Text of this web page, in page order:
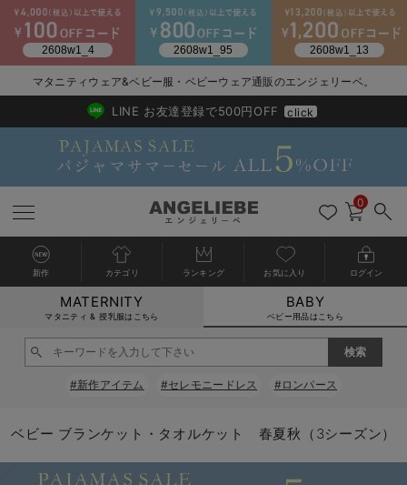
新生児服全て
ベビー服全て
ロンパース・カバーオール
シーズンアイテム全て
ベビー・新生児 寝具全て
ベビーベッド・布団 （ベビー・新生児）
ベビー 雑貨全て
ベビーチェア（ハイローチェア）・ベビーラック
お出かけグッズ全て
ベビー｜季節の特集全て
猛暑からベビーを守るひんやりグッズ
アウトレット全て
【アウトレット】ワンピース
特集全て
抗菌防臭加工
再入荷全て
再入荷｜インナー
戻る
送料無料アイテム全て
ワンピース
戻る
ブラキャミ おまとめ
戻る
【37周年祭セール】
【37周年祭セール】
戻る
気温差別オススメア
【15℃】3月下旬～
戻る
動きやすく着回しで
戻る
強撚スムース(コスパ
戻る
マタニティウェア
【おまとめ割】パジ
戻る
こだわりの履き心地
カジュアル
戻る
ジャケット派
戻る
出産準備応援割全て
マタニティパジャマ
戻る
【オフィスカジュア
戻る
レギンスタイプ
戻る
【フォーマル】ワン
戻る
【ベビー】長袖
戻る
ハンカチ
戻る
快適ウェア10%OFF
戻る
春のマタニティワン
セットアップ・ レイ
戻る
Gift Selection 出産
〜3,000円（税込）
戻る
冬の冷え対策インナ
薄くてあったか
戻る
入院準備の持ち物チ
入院してすぐ使うグ
戻る
冬のあったか特集全て
【冬のあったか特集
マタニティウェア&ベビー服・ベビーウェア通販のエンジェリーベ。
2026/NewArrival
送料495円(一部地域を除く) 7,700円以上で送料無料
LINE お友達登録で500円OFF click
0
新作 カテゴリ ランキング お気に入り ログイン
MATERNITY
マタニティ & 授乳服はこちら
BABY
ベビー用品はこちら
#新作アイテム #セレモニードレス #ロンパース
ベビー ブランケット・タオルケット 春夏秋（3シーズン）
カートに入れる
閉じる